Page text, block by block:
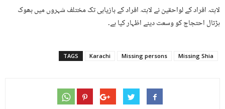
لاپتہ افراد کے لواحقین نے لاپتہ افراد کے بازیابی تک مختلف شہروں میں بھوک
ہڑتال احتجاج کو وسعت دینے اظہار کیا ہے۔
TAGS Karachi Missing persons Missing Shia